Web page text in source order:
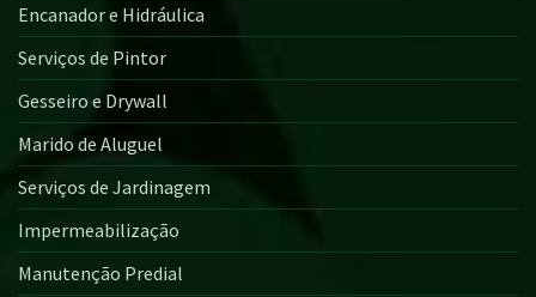
Encanador e Hidráulica
Serviços de Pintor
Gesseiro e Drywall
Marido de Aluguel
Serviços de Jardinagem
Impermeabilização
Manutenção Predial